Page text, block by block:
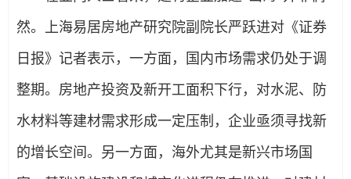
然。上海易居房地产研究院副院长严跃进对《证券
日报》记者表示，一方面，国内市场需求仍处于调
整期。房地产投资及新开工面积下行，对水泥、防
水材料等建材需求形成一定压制，企业亟须寻找新
的增长空间。另一方面，海外尤其是新兴市场国